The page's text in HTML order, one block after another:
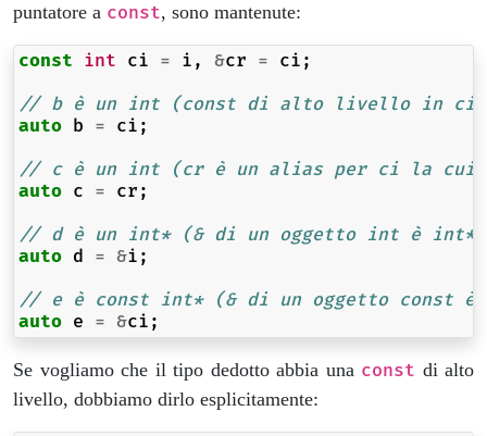
puntatore a const, sono mantenute:
const int ci = i , &cr = ci ;
// b è un int (const di alto livello in ci
auto b = ci ;
// c è un int (cr è un alias per ci la
auto c = cr ;
// d è un int* (& di un oggetto int è int*)
auto d = &i ;
// e è const int* (& di un oggetto const
auto e = &ci ;
Se vogliamo che il tipo dedotto abbia una const di alto
livello, dobbiamo dirlo esplicitamente: